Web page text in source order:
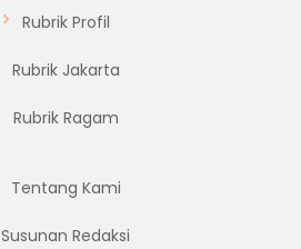
Rubrik Profil
Rubrik Jakarta
Rubrik Ragam
Tentang Kami
Susunan Redaksi